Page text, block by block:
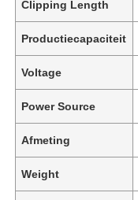
Clipping Length
Productiecapaciteit
Voltage
Power Source
Afmeting
Weight